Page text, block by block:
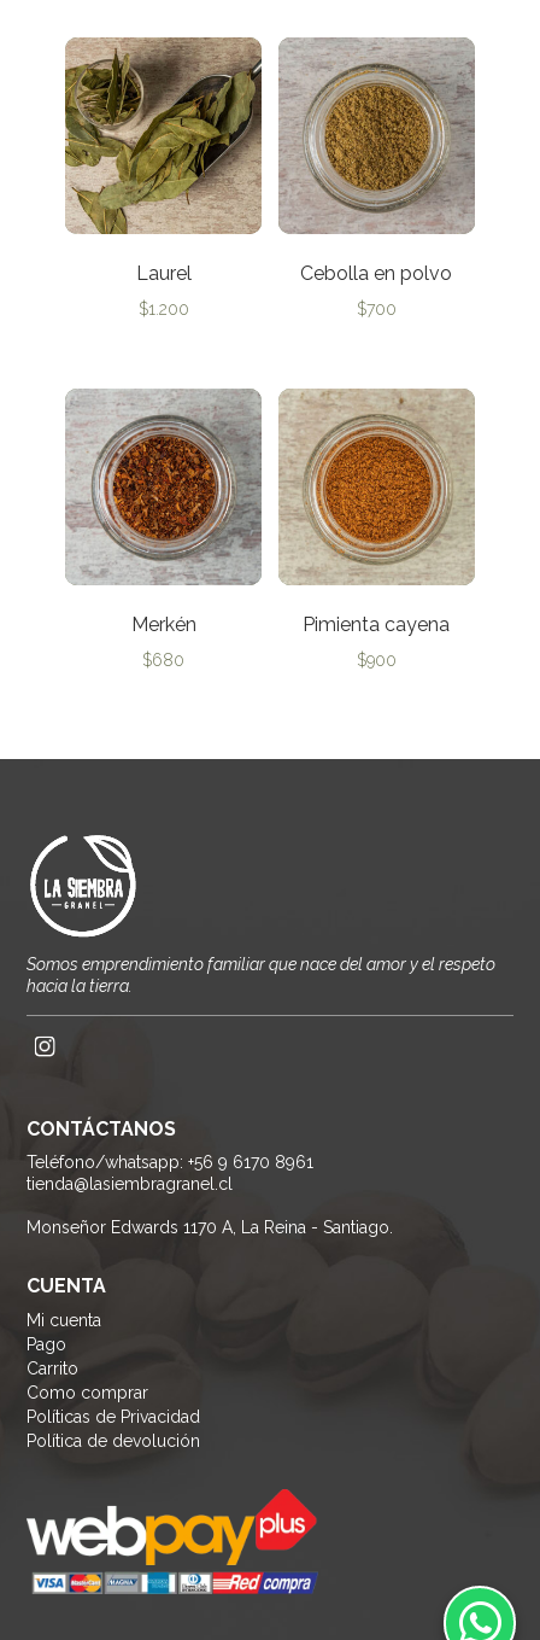
Laurel
$1.200
Cebolla en polvo
$700
Merkén
$680
Pimienta cayena
$900
Somos emprendimiento familiar que nace del amor y el respeto
hacia la tierra.
CONTÁCTANOS
Teléfono/whatsapp: +56 9 6170 8961
tienda@lasiembragranel.cl
Monseñor Edwards 1170 A, La Reina - Santiago.
CUENTA
Mi cuenta
Pago
Carrito
Como comprar
Políticas de Privacidad
Política de devolución